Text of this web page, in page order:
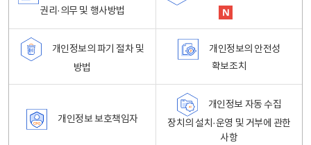
권리·의무 및 행사방법
개인정보의 파기 절차 및
방법
개인정보의 안전성
확보조치
개인정보 보호책임자
개인정보 자동 수집
장치의 설치·운영 및 거부에 관한
사항